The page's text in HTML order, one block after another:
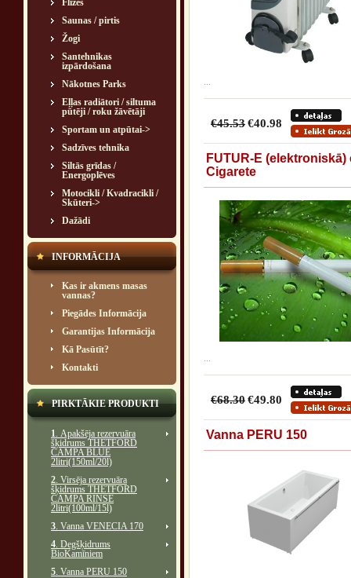
Flīzes
Saunas / pirtis
Žogi
Santehnikas
izpārdošana
Nākotnes Parks
Eļļas radiātori / siltuma
pūtēji / roku žāvētāji
Sportam un atpūtai->
Sadzīves tehnika
Siltās grīdas /
Energoplēves
Motocikli / Kvadracikli /
Skūteri->
Dažādi
INFORMĀCIJA
Kas ir akmens masas
vannas?
Piegādes Informācija
Garantijas Informācija
Kā Pasūtīt?
Kontakti
PIRKTĀKIE PRODUKTI
1. Apakšēja rezervuāra
šķidrums THETFORD
CAMPA BLUE
2litri(150ml/20l)
2. Virsēja rezervuāra
šķidrums THETFORD
CAMPA RINSE
2litri(100ml/15l)
3. Vanna VENECIA 170
4. Degšķidrums
BioKamīniem
5. Vanna PERU 150
€45.53€40.98
FUTUR-E (elektroniskā)
Cigarete
€68.30€49.80
Vanna PERU 150